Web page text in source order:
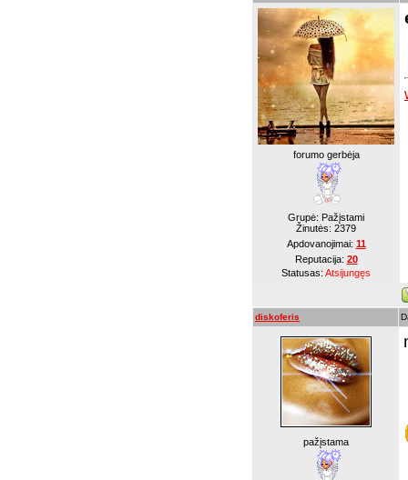
forumo gerbėja
Grupė: Pažįstami
Žinutės: 2379
Apdovanojimai: 11
Reputacija: 20
Statusas: Atsijungęs
diskoferis
pažįstama